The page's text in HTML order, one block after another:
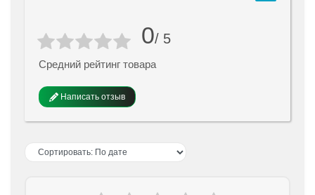
0/ 5
Средний рейтинг товара
Написать отзыв